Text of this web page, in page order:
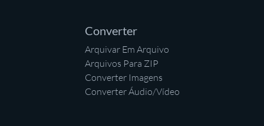
Converter
Arquivar Em Arquivo
Arquivos Para ZIP
Converter Imagens
Converter Áudio/Vídeo